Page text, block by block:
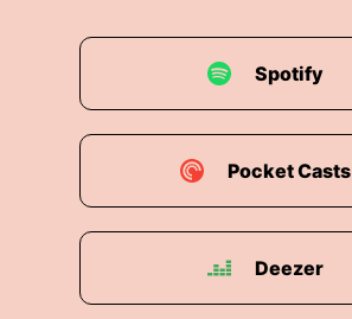
Spotify
Pocket Casts
Deezer